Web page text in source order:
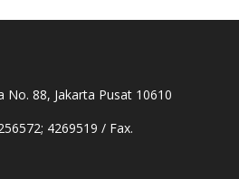
No. 88, Jakarta Pusat 10610
4269519 / Fax.